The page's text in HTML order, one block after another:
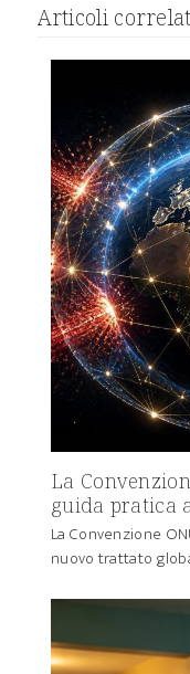
Articoli
La
guida pratica
La Convenzione
nuovo trattato